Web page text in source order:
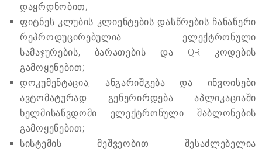
დაყრდნობით;
ფიტნეს კლუბის კლიენტების დასწრების ჩანაწერი
რეპროდუცირებულია ელექტრონული
სამაჯურების, ბარათების და QR კოდების
გამოყენებით;
დოკუმენტაცია, ანგარიშგება და ინვოისები
ავტომატურად გენერირდება აპლიკაციაში
ხელმისაწვდომი ელექტრონული შაბლონების
გამოყენებით;
სისტემის მეშვეობით შესაძლებელია